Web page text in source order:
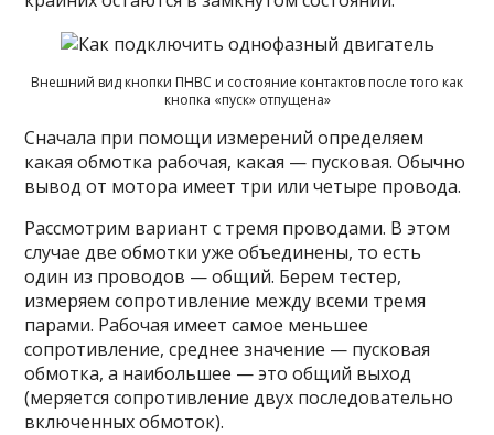
Внешний вид кнопки ПНВС и состояние контактов после того как
кнопка «пуск» отпущена»
Сначала при помощи измерений определяем
какая обмотка рабочая, какая — пусковая. Обычно
вывод от мотора имеет три или четыре провода.
Рассмотрим вариант с тремя проводами. В этом
случае две обмотки уже объединены, то есть
один из проводов — общий. Берем тестер,
измеряем сопротивление между всеми тремя
парами. Рабочая имеет самое меньшее
сопротивление, среднее значение — пусковая
обмотка, а наибольшее — это общий выход
(меряется сопротивление двух последовательно
включенных обмоток).